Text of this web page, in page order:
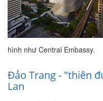
hình như Central Embassy.
Đảo Trang - "thiên
Lan